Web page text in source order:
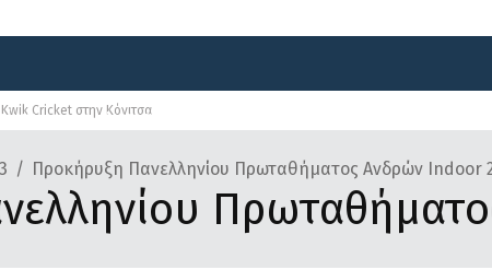
Διοργανώσεις
Cricket στην Κόνιτσα
Κρίκετ
Προκήρυξη Πανελληνίου Πρωταθήματος Ανδρών Indoor